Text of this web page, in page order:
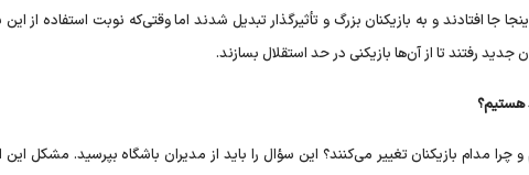
جا افتادند و به بازیکنان بزرگ و تأثیرگذار تبدیل شدند اما وقتی‌که نوبت استفاده از این
جدید رفتند تا از آن‌ها بازیکنی در حد استقلال بسازند.
هستیم؟
مدام بازیکنان تغییر می‌کنند؟ این سؤال را باید از مدیران باشگاه بپرسید. مشکل